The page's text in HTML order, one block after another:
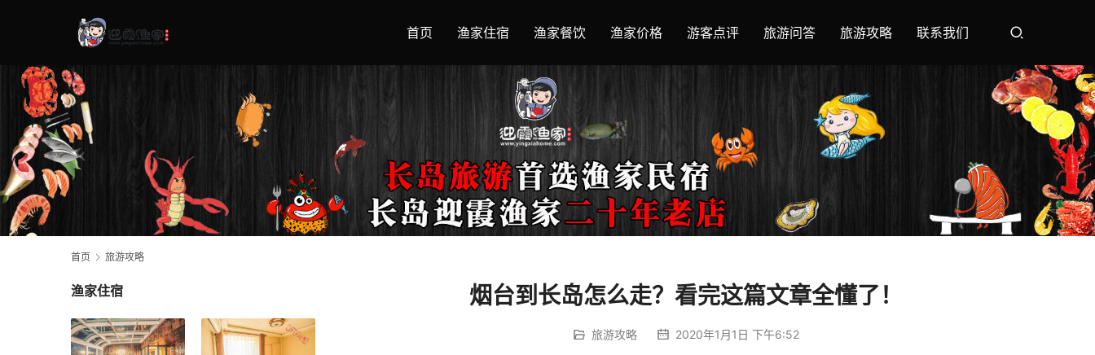
首页 渔家住宿 渔家餐饮 渔家价格 游客点评 旅游问答 旅游攻略 联系我们
首页 旅游攻略
烟台到长岛怎么走？看完这篇文章全懂了！
旅游攻略 2020年1月1日 下午6:52
渔家住宿